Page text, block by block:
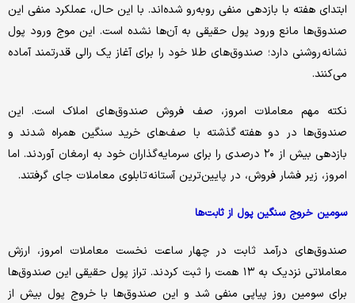
ابتدای هفته با بازدهی منفی روبه‌رو شده‌اند. با این حال، عملکرد منفی این
صندوق‌ها مانع ورود پول حقیقی به آن‌ها نشده است. این موج ورود پول
نشانه‌ روشنی دارد؛ صندوق‌های طلا خود را برای آغاز یک رالی قدرتمند آماده
می‌کنند.
نکته‌ مهم معاملات امروز، صف فروش صندوق‌های املاک است. این
صندوق‌ها در دو هفته‌ گذشته با صف‌های خرید سنگین همراه شدند و
بازدهی بیش از ۲۰ درصدی را برای سرمایه‌گذاران خود به ارمغان آوردند. اما
امروز، زیر فشار فروش، در پایین‌ترین آستانه‌ تابلوی معاملات جای گرفتند.
سومین خروج سنگین پول از ثابت‌ها
صندوق‌های درآمد ثابت در چهار ساعت نخست معاملات امروز، ارزش
معاملاتی نزدیک به ۱۳ همت را ثبت کردند. تراز پول حقیقی این صندوق‌ها
برای سومین روز پیاپی منفی شد و این صندوق‌ها با خروج پول بیش از